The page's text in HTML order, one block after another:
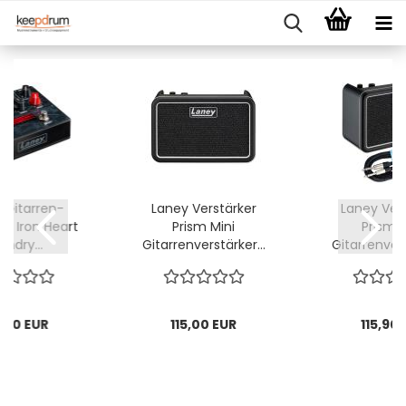
Gitarren-
Iron Heart
EUR
Laney Verstärker
Prism Mini
Gitarrenverstärker...
115,00 EUR
Laney
Prism
115,90